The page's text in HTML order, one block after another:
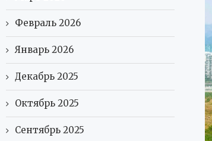
Февраль 2026
Январь 2026
Декабрь 2025
Октябрь 2025
Сентябрь 2025